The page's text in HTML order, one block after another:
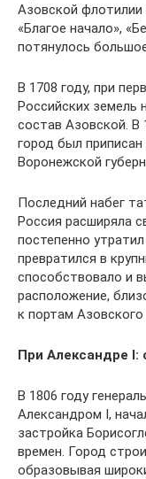
Азовской флотилии
«Благое начало»,
потянулось
В 1708 году, при
Российских земель
состав Азовской. В
город был
Воронежской
Последний набег
Россия расширяла
постепенно
превратился в
способствовало и
расположение,
к портам
При Александре I:
В 1806 году
Александром I,
застройка
времен. Город
образовывая